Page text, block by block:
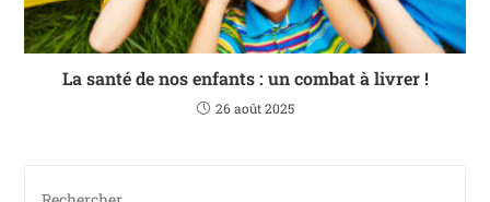
La santé de nos enfants : un combat à livrer !
26 août 2025